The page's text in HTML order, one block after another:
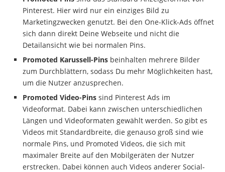
Pinterest. Hier wird nur ein einziges Bild zu
Marketingzwecken genutzt. Bei den One-Klick-Ads öffnet
sich dann direkt Deine Webseite und nicht die
Detailansicht wie bei normalen Pins.
Promoted Karussell-Pins beinhalten mehrere Bilder
zum Durchblättern, sodass Du mehr Möglichkeiten hast,
um die Nutzer anzusprechen.
Promoted Video-Pins sind Pinterest Ads im
Videoformat. Dabei kann zwischen unterschiedlichen
Längen und Videoformaten gewählt werden. So gibt es
Videos mit Standardbreite, die genauso groß sind wie
normale Pins, und Promoted Videos, die sich mit
maximaler Breite auf den Mobilgeräten der Nutzer
erstrecken. Dabei können auch Videos anderer Social-